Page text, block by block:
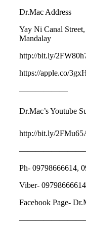
Dr.Mac Address
Yay Ni Canal
Mandalay
http://bit.ly/
https://apple.co/
——————
Dr.Mac’s Youtube
http://bit.ly/
Ph- 09798666614,
Viber- 09798666614
Facebook Page-